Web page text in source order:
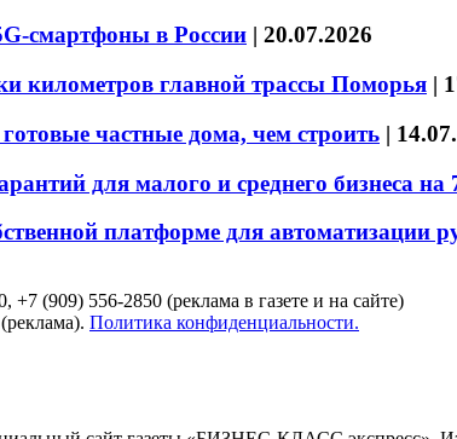
смартфоны в России | 20.07.2026
километров главной трассы Поморья |
частные дома, чем строить |
для малого и среднего бизнеса на
платформе для автоматизации
(909) 556-2850 (реклама в газете и на сайте)
(реклама). Политика конфиденциальности.